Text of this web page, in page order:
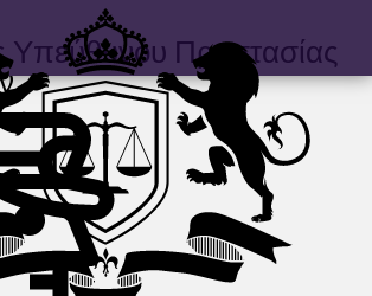
Υπεύθυνου Προστασίας